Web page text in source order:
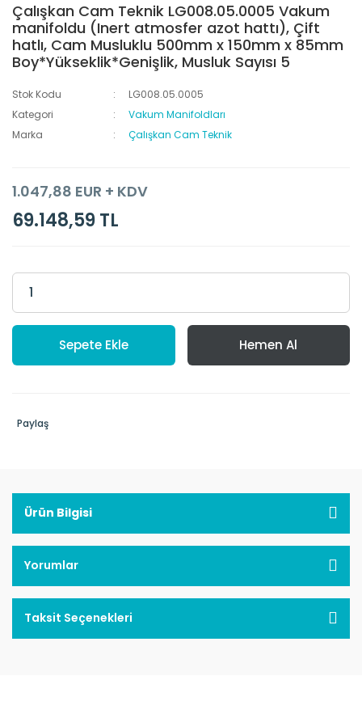
Çalışkan Cam Teknik LG008.05.0005 Vakum
manifoldu (Inert atmosfer azot hattı), Çift
hatlı, Cam Musluklu 500mm x 150mm x 85mm
Boy*Yükseklik*Genişlik, Musluk Sayısı 5
Stok Kodu
LG008.05.0005
Kategori
Vakum Manifoldları
Marka
Çalışkan Cam Teknik
1.047,88 EUR + KDV
69.148,59 TL
Sepete Ekle Hemen Al
Paylaş
Ürün Bilgisi
Yorumlar
Taksit Seçenekleri